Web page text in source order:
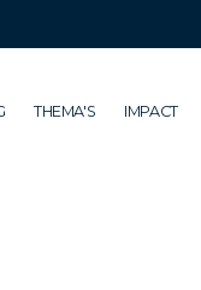
THEMA'S IMPACT